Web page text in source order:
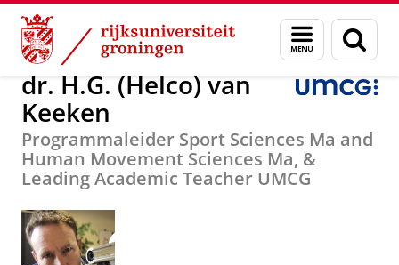
Skip
Content
Skip
Navigation
Menu
en
zoeken
Over ons dr. H.G. (Helco) van Keeken
dr. H.G. (Helco) van
Keeken
Programmaleider Sport Sciences Ma and
Human Movement Sciences Ma, &
Leading Academic Teacher UMCG